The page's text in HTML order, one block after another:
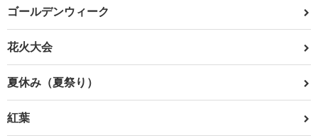
ゴールデンウィーク
花火大会
夏休み（夏祭り）
紅葉